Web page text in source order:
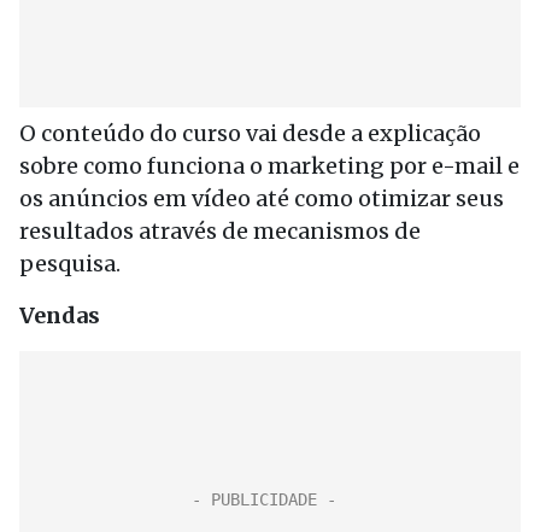
O conteúdo do curso vai desde a explicação
sobre como funciona o marketing por e-mail e
os anúncios em vídeo até como otimizar seus
resultados através de mecanismos de
pesquisa.
Vendas